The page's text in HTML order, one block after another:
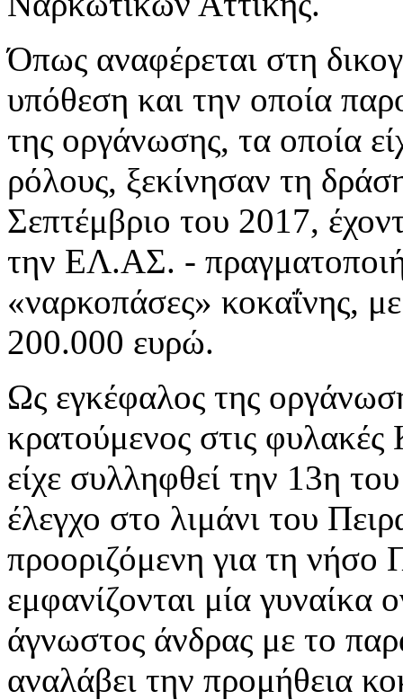
Όπως αναφέρεται στη
υπόθεση και την οποία
της οργάνωσης, τα οποία
ρόλους, ξεκίνησαν τη
Σεπτέμβριο του 2017,
την ΕΛ.ΑΣ. -
«ναρκοπάσες» κοκαΐνης,
200.000 ευρώ.
Ως εγκέφαλος της
κρατούμενος στις
είχε συλληφθεί την 13η
έλεγχο στο λιμάνι του
προοριζόμενη για τη νήσο
εμφανίζονται μία
άγνωστος άνδρας με το
αναλάβει την προμήθεια